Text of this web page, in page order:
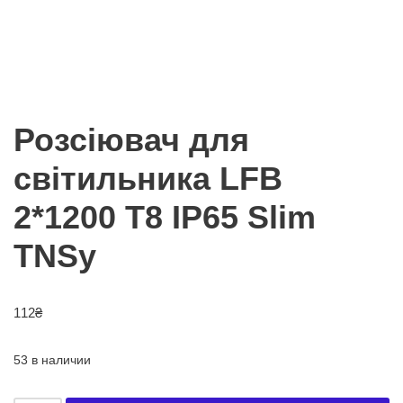
Розсіювач для
світильника LFB
2*1200 T8 IP65 Slim
TNSy
112₴
53 в наличии